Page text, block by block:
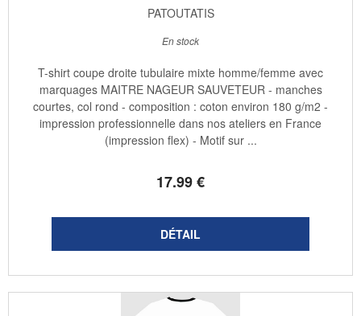
PATOUTATIS
17.99€
En stock
T-shirt coupe droite tubulaire mixte homme/femme avec
marquages MAITRE NAGEUR SAUVETEUR - manches
courtes, col rond - composition : coton environ 180 g/m2 -
impression professionnelle dans nos ateliers en France
(impression flex) - Motif sur ...